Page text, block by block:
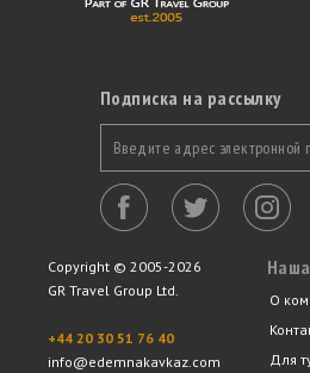
Подписка на рассылку
Copyright © 2005-2026
GR Travel Group Ltd.
+44 20 30 51 76 40
info@edemnakavkaz.com
О
Для